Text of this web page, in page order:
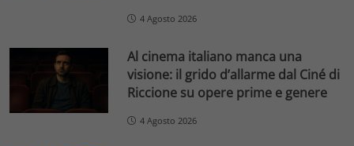
4 Agosto 2026
Al cinema italiano manca una
visione: il grido d’allarme dal Ciné di
Riccione su opere prime e genere
4 Agosto 2026